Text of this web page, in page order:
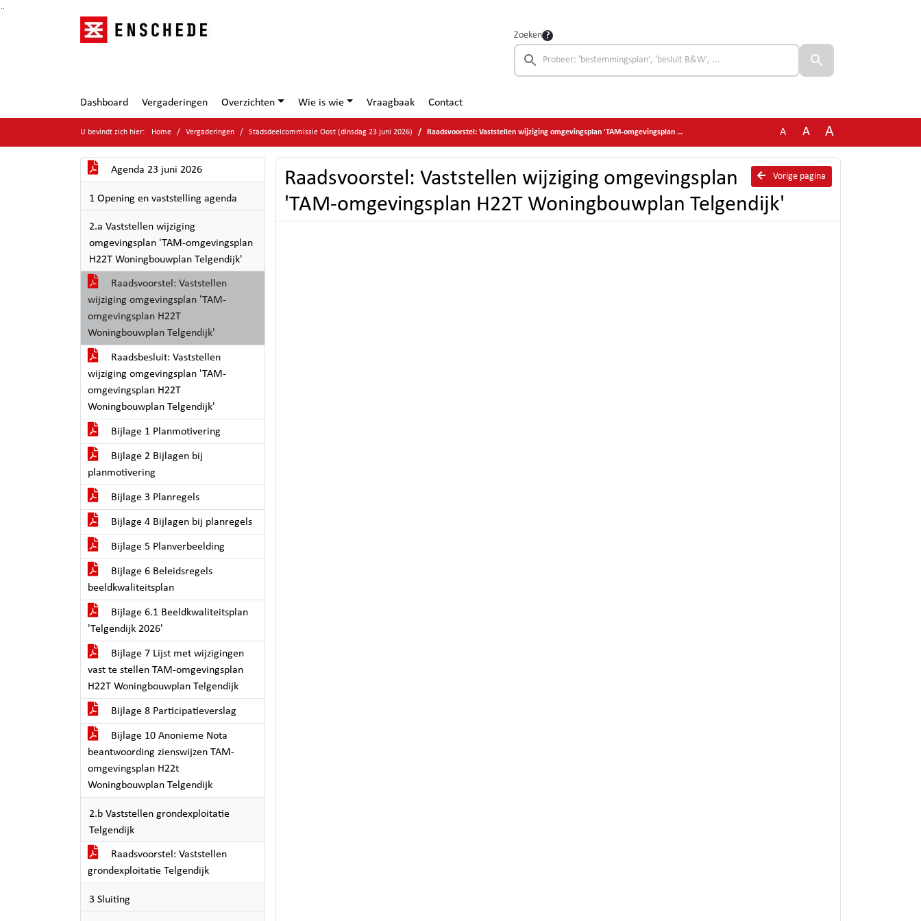
Ga naar de inhoud van deze pagina
Ga naar het zoeken
Ga naar het menu
Zoeken
Dashboard Vergaderingen Overzichten Wie is wie Vraagbaak Contact
U bevindt zich hier: Home Vergaderingen Stadsdeelcommissie Oost (dinsdag 23 juni 2026) Raadsvoorstel: Vaststellen wijziging omgevingsplan 'TAM-omgevingsplan H22T Woningbouwplan Telgendijk' A A A
Agenda 23 juni 2026
1 Opening en vaststelling agenda
2.a Vaststellen wijziging
omgevingsplan 'TAM-omgevingsplan
H22T Woningbouwplan Telgendijk'
Raadsvoorstel: Vaststellen
wijziging omgevingsplan 'TAM-
omgevingsplan H22T
Woningbouwplan Telgendijk'
Raadsbesluit: Vaststellen
wijziging omgevingsplan 'TAM-
omgevingsplan H22T
Woningbouwplan Telgendijk'
Bijlage 1 Planmotivering
Bijlage 2 Bijlagen bij
planmotivering
Bijlage 3 Planregels
Bijlage 4 Bijlagen bij planregels
Bijlage 5 Planverbeelding
Bijlage 6 Beleidsregels
beeldkwaliteitsplan
Bijlage 6.1 Beeldkwaliteitsplan
'Telgendijk 2026'
Bijlage 7 Lijst met wijzigingen
vast te stellen TAM-omgevingsplan
H22T Woningbouwplan Telgendijk
Bijlage 8 Participatieverslag
Bijlage 10 Anonieme Nota
beantwoording zienswijzen TAM-
omgevingsplan H22t
Woningbouwplan Telgendijk
2.b Vaststellen grondexploitatie
Telgendijk
Raadsvoorstel: Vaststellen
grondexploitatie Telgendijk
3 Sluiting
Vorige pagina
Raadsvoorstel: Vaststellen wijziging omgevingsplan
'TAM-omgevingsplan H22T Woningbouwplan Telgendijk'